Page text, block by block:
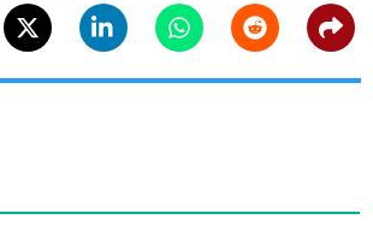
Twitter Linkedin WhatsappReddit